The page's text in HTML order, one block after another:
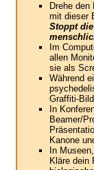
Drehe
mit dieser
Stoppt
Im
allen
sie als
Während
Graffiti-
In
Beamer/
Kanone
In
Kläre dein